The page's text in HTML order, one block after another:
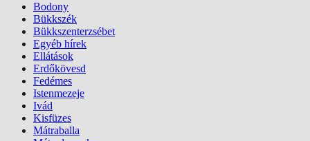
Bodony
Bükkszék
Bükkszenterzsébet
Egyéb hírek
Ellátások
Erdőkövesd
Fedémes
Istenmezeje
Ivád
Kisfüzes
Mátraballa